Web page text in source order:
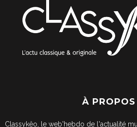
À PROPOS
Classykêo, le web'hebdo de l'actualité